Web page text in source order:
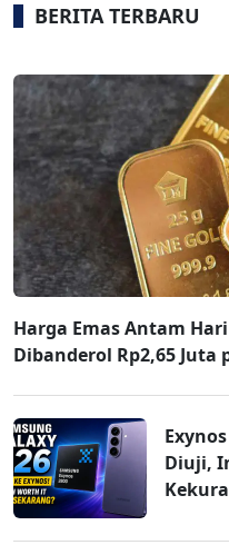
BERITA TERBARU
Harga Emas Antam
Dibanderol Rp2,65 Juta
Diuji,